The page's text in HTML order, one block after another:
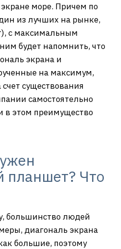
море. Причем по
из лучших на рынке,
с максимальным
будет напомнить, что
экрана и
на максимум,
существования
самостоятельно
в этом преимущество
планшет? Что
большинство людей
диагональ экрана
большие, поэтому